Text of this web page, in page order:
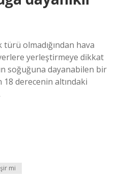
türü olmadığından hava
yerleştirmeye dikkat
soğuğuna dayanabilen bir
18 derecenin altındaki
mi